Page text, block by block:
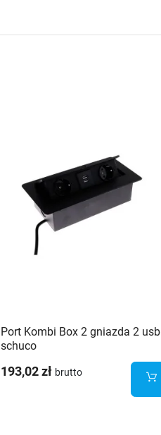
Port Kombi Box 2 gniazda 2 usb
schuco
193,02 zł brutto